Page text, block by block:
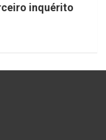
inquérito